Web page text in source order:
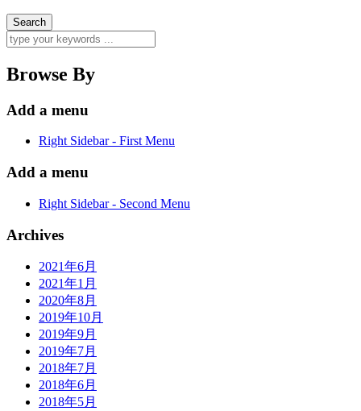
Browse By
Add a menu
Right Sidebar - First Menu
Add a menu
Right Sidebar - Second Menu
Archives
2021年6月
2021年1月
2020年8月
2019年10月
2019年9月
2019年7月
2018年7月
2018年6月
2018年5月